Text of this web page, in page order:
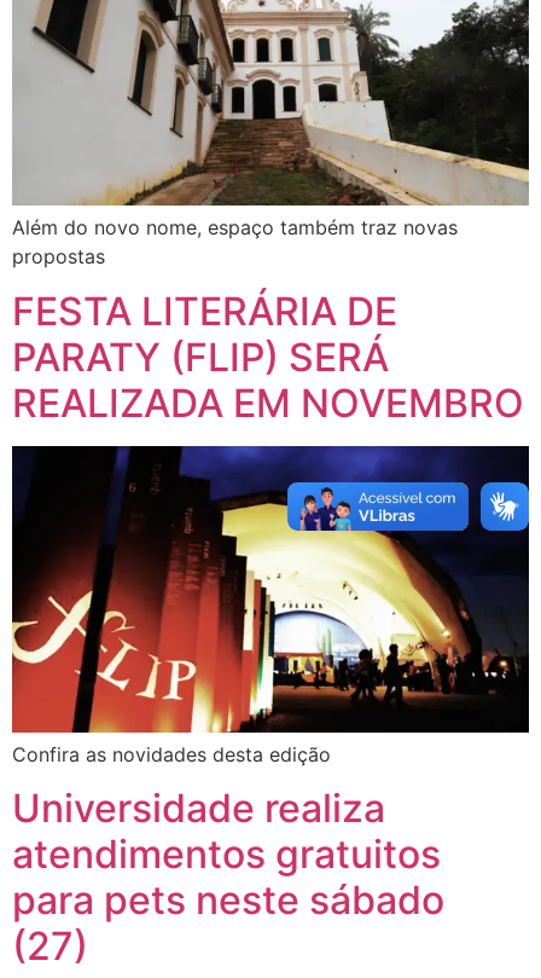
Além do novo nome, espaço também traz novas
propostas
FESTA LITERÁRIA DE
PARATY (FLIP) SERÁ
REALIZADA EM NOVEMBRO
Confira as novidades desta edição
Universidade realiza
atendimentos gratuitos
para pets neste sábado
(27)